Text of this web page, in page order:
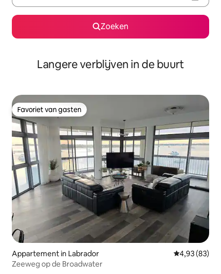
Zoeken
Langere verblijven in de buurt
Favoriet van gasten
Favoriet van gasten
Appartement in Labrador Gemiddelde
4,93 (83)
Zeeweg op de Broadwater